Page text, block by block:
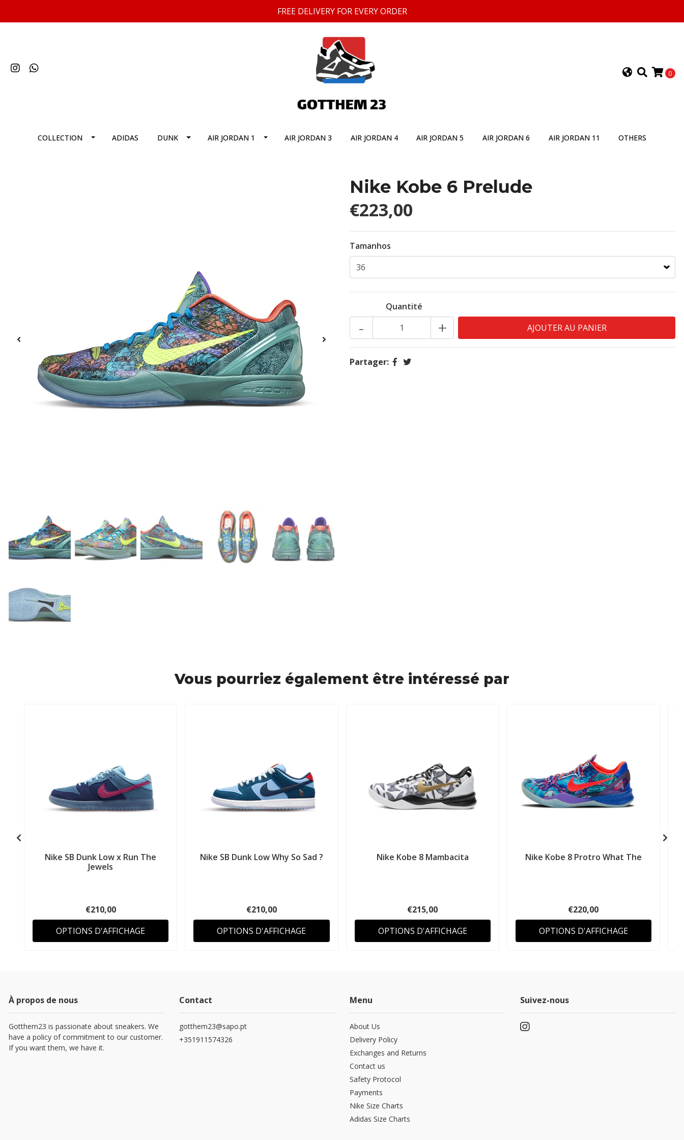
FREE DELIVERY FOR EVERY ORDER
0
COLLECTION ADIDAS DUNK AIR JORDAN 1 AIR JORDAN 3 AIR JORDAN 4 AIR JORDAN 5 AIR JORDAN 6 AIR JORDAN 11 OTHERS
Nike Kobe 6 Prelude
€223,00
Tamanhos
Quantité
+
-
Partager:
Vous pourriez également être intéressé par
Nike SB Dunk Low x Run The
Jewels
€210,00
OPTIONS D'AFFICHAGE
Nike SB Dunk Low Why So Sad ?
€210,00
OPTIONS D'AFFICHAGE
Nike Kobe 8 Mambacita
€215,00
OPTIONS D'AFFICHAGE
Nike Kobe 8 Protro What The
€220,00
OPTIONS D'AFFICHAGE
À propos de nous
Gotthem23 is passionate about sneakers. We
have a policy of commitment to our customer.
If you want them, we have it.
Contact
gotthem23@sapo.pt
+351911574326
Menu
About Us
Delivery Policy
Exchanges and Returns
Contact us
Safety Protocol
Payments
Nike Size Charts
Adidas Size Charts
Suivez-nous